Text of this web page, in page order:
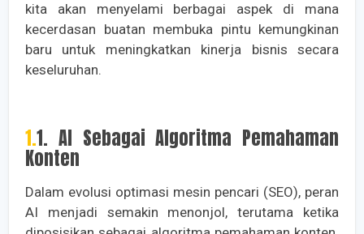
kita akan menyelami berbagai aspek di mana
kecerdasan buatan membuka pintu kemungkinan
baru untuk meningkatkan kinerja bisnis secara
keseluruhan.
1.1. AI Sebagai Algoritma Pemahaman
Konten
Dalam evolusi optimasi mesin pencari (SEO), peran
AI menjadi semakin menonjol, terutama ketika